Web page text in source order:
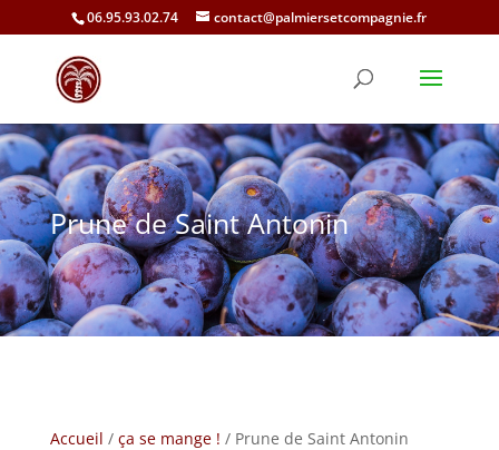
06.95.93.02.74 contact@palmiersetcompagnie.fr
Prune de Saint Antonin
Accueil / ça se mange ! / Prune de Saint Antonin